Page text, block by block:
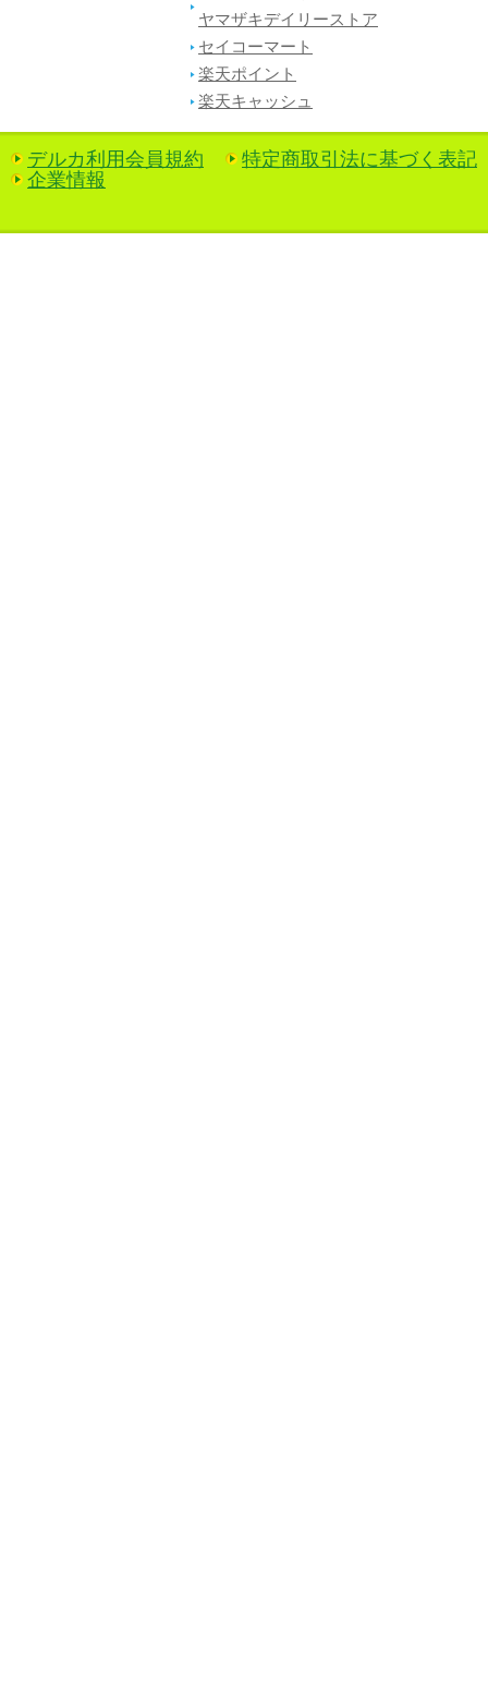
ヤマザキデイリーストア
セイコーマート
楽天ポイント
楽天キャッシュ
デルカ利用会員規約
特定商取引法に基づく表記
企業情報